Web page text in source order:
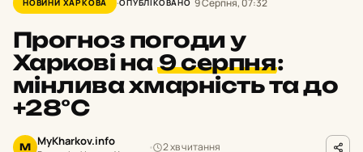
НОВИНИ ХАРКОВА ОПУБЛІКОВАНО
Прогноз погоди у
Харкові на9 серпня:
мінлива хмарність та до
+28°С
M MyKharkov.info 2 хв читання